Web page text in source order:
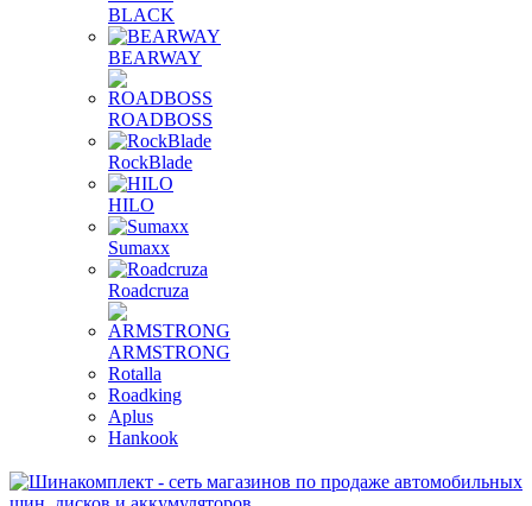
BLACK
BEARWAY
ROADBOSS
RockBlade
HILO
Sumaxx
Roadcruza
ARMSTRONG
Rotalla
Roadking
Aplus
Hankook